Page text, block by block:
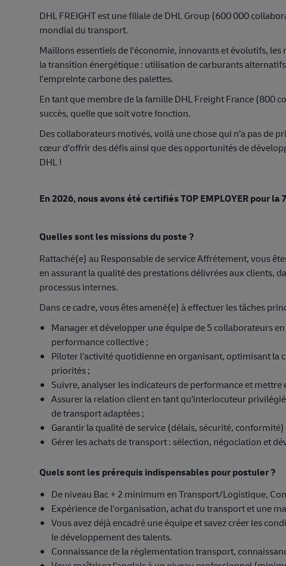
DHL FREIGHT est une filiale de DHL Group (600 000
mondial du transport.
Maillons essentiels de l'économie, innovants et évolutifs,
la transition énergétique : utilisation de carburants
l'empreinte carbone des palettes.
En tant que membre de la famille DHL Freight France (800
succès, quelle que soit votre fonction.
Des collaborateurs motivés, voilà une chose qui n’a pas de
cœur d’offrir des défis ainsi que des opportunités de
DHL !
En 2026, nous avons été certifiés TOP EMPLOYER pour la
Quelles sont les missions du poste ?
Rattaché(e) au Responsable de service Affrétement, vous
en assurant la qualité des prestations délivrées aux clients,
processus internes.
Dans ce cadre, vous êtes amené(e) à effectuer les tâches
Manager et développer une équipe de 5 collaborateurs
performance collective ;
Piloter l’activité quotidienne en organisant, optimisant la
priorités ;
Suivre, analyser les indicateurs de performance et mettre
Assurer la relation client en tant qu’interlocuteur
de transport adaptées ;
Garantir la qualité de service (délais, sécurité,
Gérer les achats de transport : sélection, négociation et
Quels sont les prérequis indispensables pour postuler ?
De niveau Bac + 2 minimum en Transport/Logistique,
Expérience de l’organisation, achat du transport et une
Vous avez déjà encadré une équipe et savez créer les
le développement des talents.
Connaissance de la règlementation transport,